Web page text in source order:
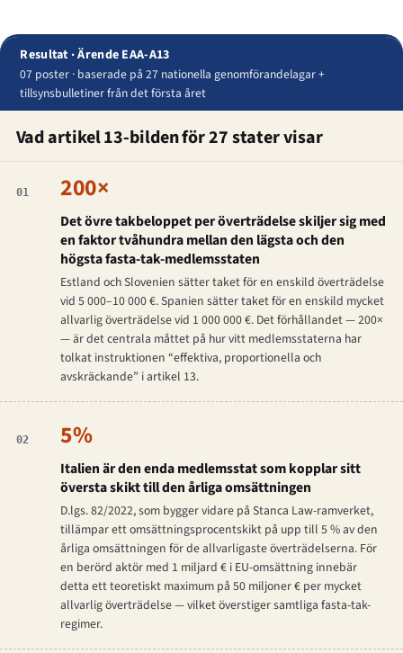
Resultat · Ärende EAA-A13
07 poster · baserade på 27 nationella genomförandelagar +
tillsynsbulletiner från det första året
Vad artikel 13-bilden för 27 stater visar
01 200×
Det övre takbeloppet per överträdelse skiljer sig med
en faktor tvåhundra mellan den lägsta och den
högsta fasta-tak-medlemsstaten
Estland och Slovenien sätter taket för en enskild överträdelse
vid 5 000–10 000 €. Spanien sätter taket för en enskild mycket
allvarlig överträdelse vid 1 000 000 €. Det förhållandet — 200×
— är det centrala måttet på hur vitt medlemsstaterna har
tolkat instruktionen “effektiva, proportionella och
avskräckande” i artikel 13.
02 5%
Italien är den enda medlemsstat som kopplar sitt
översta skikt till den årliga omsättningen
D.lgs. 82/2022, som bygger vidare på Stanca Law-ramverket,
tillämpar ett omsättningsprocentskikt på upp till 5 % av den
årliga omsättningen för de allvarligaste överträdelserna. För
en berörd aktör med 1 miljard € i EU-omsättning innebär
detta ett teoretiskt maximum på 50 miljoner € per mycket
allvarlig överträdelse — vilket överstiger samtliga fasta-tak-
regimer.